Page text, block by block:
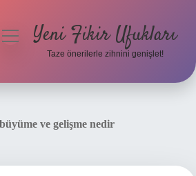
menüyüYeni Fikir Ufukları
Taze önerilerle zihnini genişlet!
ve gelişme nedir